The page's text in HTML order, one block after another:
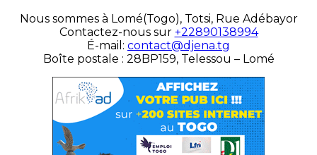
Nous sommes à Lomé(Togo), Totsi, Rue Adébayor
Contactez-nous sur +22890138994
É-mail: contact@djena.tg
Boîte postale : 28BP159, Telessou – Lomé